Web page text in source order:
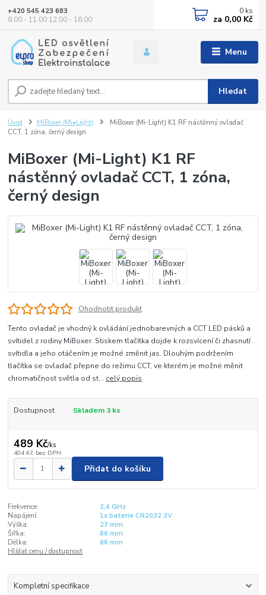
Menu
Hledat
+420 545 423 683
8:00 - 11:00 12:00 - 16:00
0 ks
za 0,00 Kč
Úvod MiBoxer (Mi•Light)
MiBoxer (Mi-Light) K1 RF nástěnný ovladač
CCT, 1 zóna, černý design
MiBoxer (Mi-Light) K1 RF
nástěnný ovladač CCT, 1 zóna,
černý design
Ohodnotit produkt
Tento ovladač je vhodný k ovládání jednobarevných a CCT LED pásků a
svítidel z rodiny MiBoxer. Stiskem tlačítka dojde k rozsvícení či zhasnutí
svítidla a jeho otáčením je možné změnit jas. Dlouhým podržením
tlačítka se ovladač přepne do režimu CCT, ve kterém je možné měnit
chromatičnost světla od st... celý popis
Dostupnost Skladem 3 ks
489 Kč/ks
404 Kč bez DPH
Přidat do košíku
Frekvence:
2,4 GHz
Napájení:
1x baterie CR2032 3V
Výška:
27 mm
Šířka:
86 mm
Délka:
86 mm
Hlídat cenu / dostupnost
Kompletní specifikace